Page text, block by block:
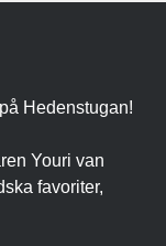
Hedenstugan!
Youri van
favoriter,